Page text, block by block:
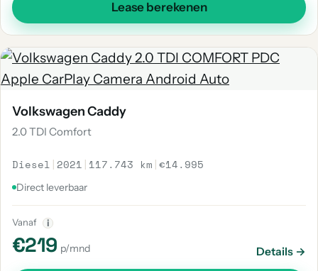
Lease berekenen
Volkswagen Caddy
2.0 TDI Comfort
Diesel | 2021 | 117.743 km |€14.995
Direct leverbaar
Vanaf i
€219 p/mnd Details →